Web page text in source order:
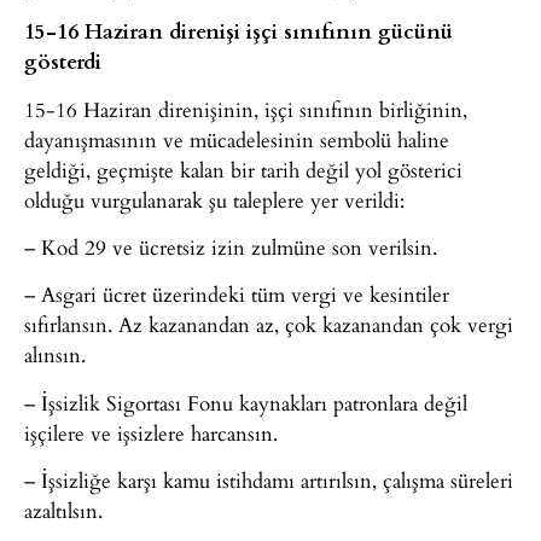
15-16 Haziran direnişi işçi sınıfının gücünü
gösterdi
15-16 Haziran direnişinin, işçi sınıfının birliğinin,
dayanışmasının ve mücadelesinin sembolü haline
geldiği, geçmişte kalan bir tarih değil yol gösterici
olduğu vurgulanarak şu taleplere yer verildi:
– Kod 29 ve ücretsiz izin zulmüne son verilsin.
– Asgari ücret üzerindeki tüm vergi ve kesintiler
sıfırlansın. Az kazanandan az, çok kazanandan çok vergi
alınsın.
– İşsizlik Sigortası Fonu kaynakları patronlara değil
işçilere ve işsizlere harcansın.
– İşsizliğe karşı kamu istihdamı artırılsın, çalışma süreleri
azaltılsın.